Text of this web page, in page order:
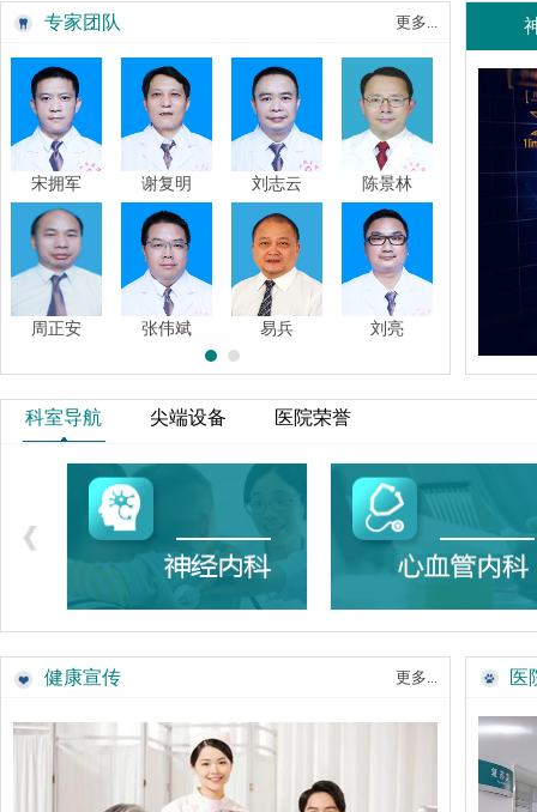
更多...
专家团队
宋拥军 谢复明 刘志云 陈景林
周正安 张伟斌 易兵 刘亮
科室导航 尖端设备 医院荣誉
更多...
健康宣传 医